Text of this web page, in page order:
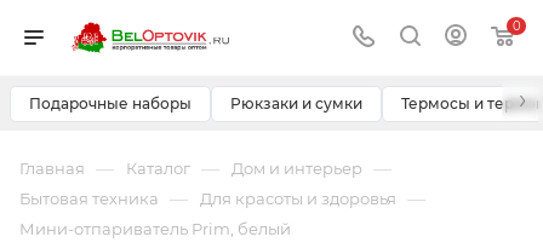
0
Подарочные наборы Рюкзаки и сумки Термосы и ›
Главная — Каталог — Дом и интерьер —
Бытовая техника — Для красоты и здоровья —
Мини-отпариватель Prim, белый